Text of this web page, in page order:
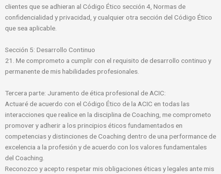
clientes que se adhieran al Código Ético sección 4, Normas de
confidencialidad y privacidad, y cualquier otra sección del Código Ético
que sea aplicable.
Sección 5: Desarrollo Continuo
21. Me comprometo a cumplir con el requisito de desarrollo continuo y
permanente de mis habilidades profesionales.
Tercera parte: Juramento de ética profesional de ACIC:
Actuaré de acuerdo con el Código Ético de la ACIC en todas las
interacciones que realice en la disciplina de Coaching, me comprometo
promover y adherir a los principios éticos fundamentados en
competencias y distinciones de Coaching dentro de una performance de
excelencia a la profesión y de acuerdo con los valores fundamentales
del Coaching.
Reconozco y acepto respetar mis obligaciones éticas y legales ante mis